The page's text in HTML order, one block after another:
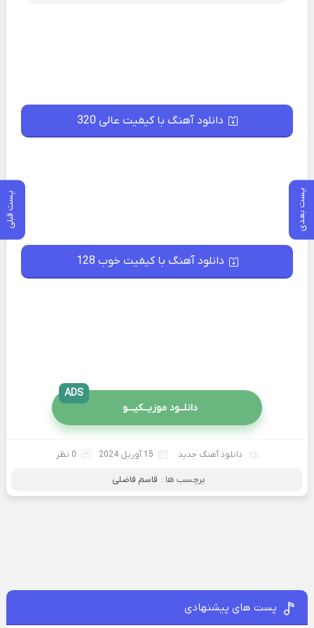
پست بعدی پست قبلی
دانلود آهنگ با کیفیت عالی 320
دانلود آهنگ با کیفیت خوب 128
دانلــود موزیــکیـــو
ADS
دانلود آهنگ جدید 15 آوریل 2024 0 نظر
برچسب ها : قاسم فاضلی
پست های پیشنهادی